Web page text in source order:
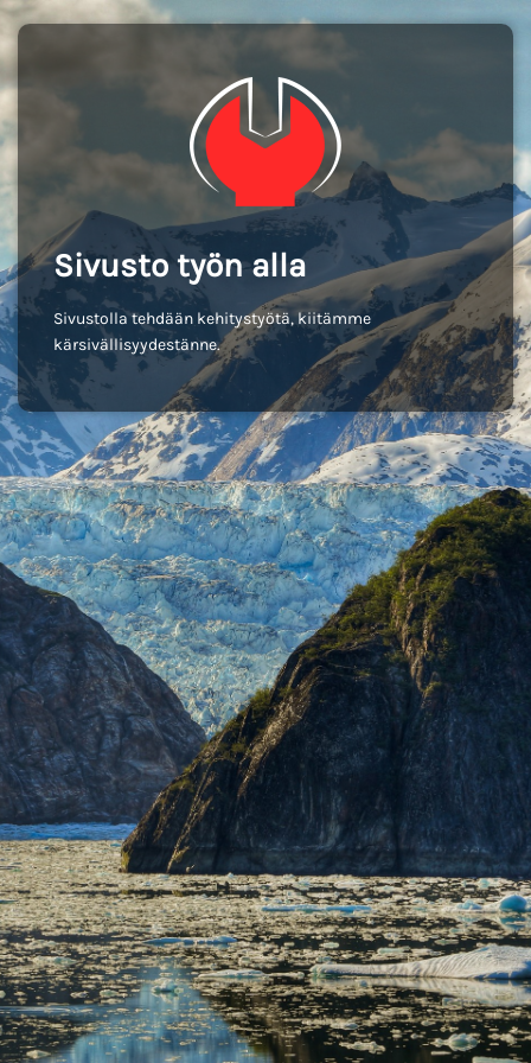
Sivusto työn alla
Sivustolla tehdään kehitystyötä, kiitämme
kärsivällisyydestänne.